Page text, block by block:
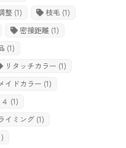
整 (1) 枝毛 (1)
密接距離 (1)
(1)
リタッチカラー (1)
イドカラー (1)
(1)
イミング (1)